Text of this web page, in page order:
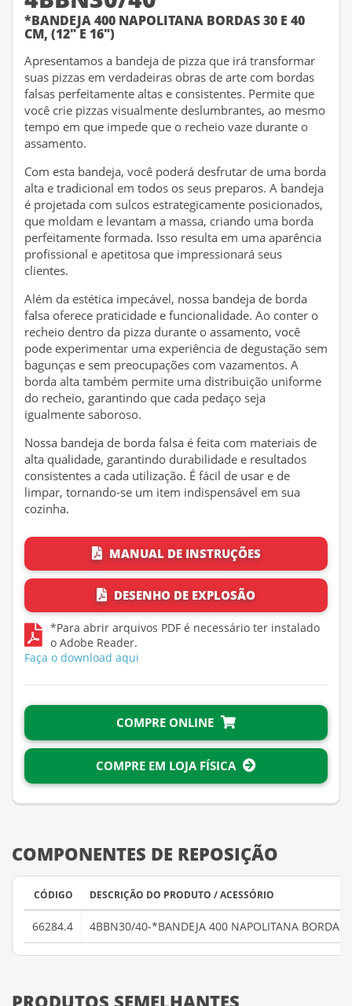
*BANDEJA 400 NAPOLITANA BORDAS 30 E 40
CM, (12" E 16")
Apresentamos a bandeja de pizza que irá transformar
suas pizzas em verdadeiras obras de arte com bordas
falsas perfeitamente altas e consistentes. Permite que
você crie pizzas visualmente deslumbrantes, ao mesmo
tempo em que impede que o recheio vaze durante o
assamento.
Com esta bandeja, você poderá desfrutar de uma borda
alta e tradicional em todos os seus preparos. A bandeja
é projetada com sulcos estrategicamente posicionados,
que moldam e levantam a massa, criando uma borda
perfeitamente formada. Isso resulta em uma aparência
profissional e apetitosa que impressionará seus
clientes.
Além da estética impecável, nossa bandeja de borda
falsa oferece praticidade e funcionalidade. Ao conter o
recheio dentro da pizza durante o assamento, você
pode experimentar uma experiência de degustação sem
bagunças e sem preocupações com vazamentos. A
borda alta também permite uma distribuição uniforme
do recheio, garantindo que cada pedaço seja
igualmente saboroso.
Nossa bandeja de borda falsa é feita com materiais de
alta qualidade, garantindo durabilidade e resultados
consistentes a cada utilização. É fácil de usar e de
limpar, tornando-se um item indispensável em sua
cozinha.
MANUAL DE INSTRUÇÕES
DESENHO DE EXPLOSÃO
*Para abrir arquivos PDF é necessário ter instalado
o Adobe Reader.
Faça o download aqui
COMPRE ONLINE
COMPRE EM LOJA FÍSICA
COMPONENTES DE REPOSIÇÃO
CÓDIGO DESCRIÇÃO DO PRODUTO / ACESSÓRIO
66284.4 4BBN30/40-*BANDEJA 400 NAPOLITANA BORDAS
PRODUTOS SEMELHANTES